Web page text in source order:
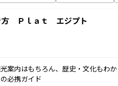
方 Ｐｌａｔ エジプト
案内はもちろん、歴史・文化もわ
必携ガイド